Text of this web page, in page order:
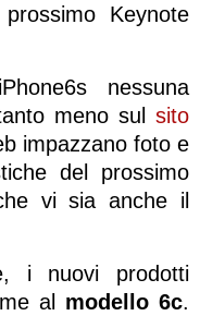
Keynote
nessuna
meno sul sito
impazzano foto e
del prossimo
vi sia anche il
i nuovi prodotti
al modello 6c.